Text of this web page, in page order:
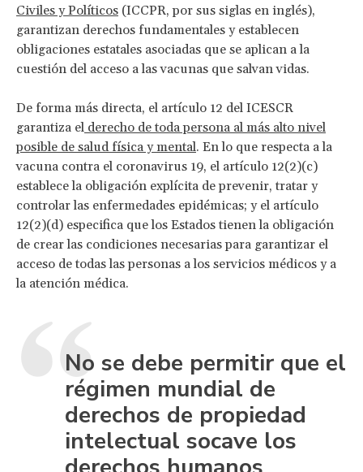
Civiles y Políticos (ICCPR, por sus siglas en inglés),
garantizan derechos fundamentales y establecen
obligaciones estatales asociadas que se aplican a la
cuestión del acceso a las vacunas que salvan vidas.
De forma más directa, el artículo 12 del ICESCR
garantiza el derecho de toda persona al más alto nivel
posible de salud física y mental. En lo que respecta a la
vacuna contra el coronavirus 19, el artículo 12(2)(c)
establece la obligación explícita de prevenir, tratar y
controlar las enfermedades epidémicas; y el artículo
12(2)(d) especifica que los Estados tienen la obligación
de crear las condiciones necesarias para garantizar el
acceso de todas las personas a los servicios médicos y a
la atención médica.
No se debe permitir que el
régimen mundial de
derechos de propiedad
intelectual socave los